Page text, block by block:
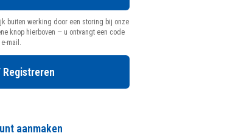
buiten werking door een storing bij onze
knop hierboven — u ontvangt een code
mail.
Registreren
aanmaken